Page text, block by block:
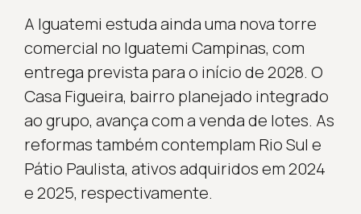
A Iguatemi estuda ainda uma nova torre
comercial no Iguatemi Campinas, com
entrega prevista para o início de 2028. O
Casa Figueira, bairro planejado integrado
ao grupo, avança com a venda de lotes. As
reformas também contemplam Rio Sul e
Pátio Paulista, ativos adquiridos em 2024
e 2025, respectivamente.